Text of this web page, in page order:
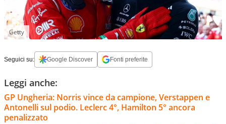
Getty
Seguici su: Google Discover Fonti preferite
Leggi anche:
GP Ungheria: Norris vince da campione, Verstappen e
Antonelli sul podio. Leclerc 4°, Hamilton 5° ancora
penalizzato